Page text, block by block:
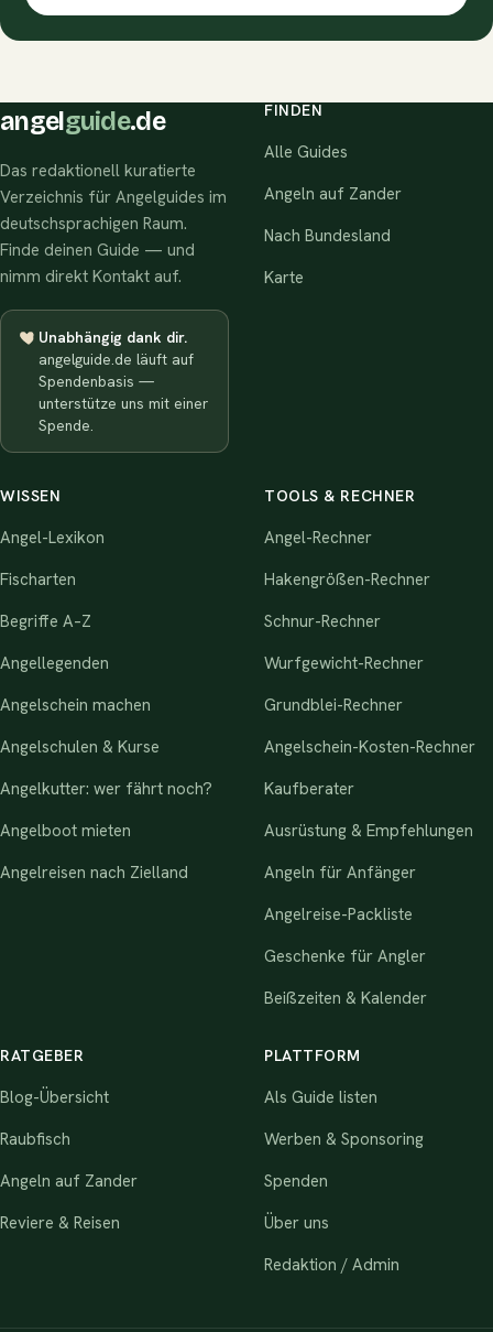
angel guide.de
Das redaktionell kuratierte
Verzeichnis für Angelguides im
deutschsprachigen Raum.
Finde deinen Guide — und
nimm direkt Kontakt auf.
Unabhängig dank dir.
angelguide.de läuft auf
Spendenbasis —
unterstütze uns mit einer
Spende.
FINDEN
Alle Guides
Angeln auf Zander
Nach Bundesland
Karte
WISSEN
Angel-Lexikon
Fischarten
Begriffe A–Z
Angellegenden
Angelschein machen
Angelschulen & Kurse
Angelkutter: wer fährt noch?
Angelboot mieten
Angelreisen nach Zielland
TOOLS & RECHNER
Angel-Rechner
Hakengrößen-Rechner
Schnur-Rechner
Wurfgewicht-Rechner
Grundblei-Rechner
Angelschein-Kosten-Rechner
Kaufberater
Ausrüstung & Empfehlungen
Angeln für Anfänger
Angelreise-Packliste
Geschenke für Angler
Beißzeiten & Kalender
RATGEBER
Blog-Übersicht
Raubfisch
Angeln auf Zander
Reviere & Reisen
PLATTFORM
Als Guide listen
Werben & Sponsoring
Spenden
Über uns
Redaktion / Admin